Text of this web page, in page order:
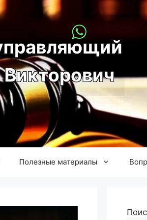
Викторович
Полезные материалы